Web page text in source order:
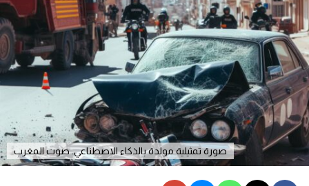
صورة تمثيلية مولدة بالذكاء الاصطناعي. صوت المغرب